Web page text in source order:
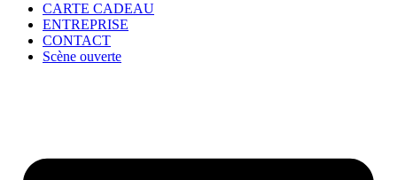
CARTE CADEAU
ENTREPRISE
CONTACT
Scène ouverte